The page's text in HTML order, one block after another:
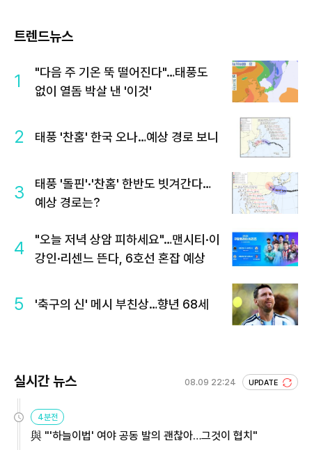
트렌드뉴스
1
"다음 주 기온 뚝 떨어진다"…태풍도
없이 열돔 박살 낸 '이것'
2 태풍 '찬홈' 한국 오나…예상 경로 보니
3
태풍 '돌핀'·'찬홈' 한반도 빗겨간다…
예상 경로는?
4
"오늘 저녁 상암 피하세요"…맨시티·이
강인·리센느 뜬다, 6호선 혼잡 예상
5 '축구의 신' 메시 부친상…향년 68세
실시간 뉴스 08.09 22:24 UPDATE
4분전
與 "'하늘이법' 여야 공동 발의 괜찮아…그것이 협치"